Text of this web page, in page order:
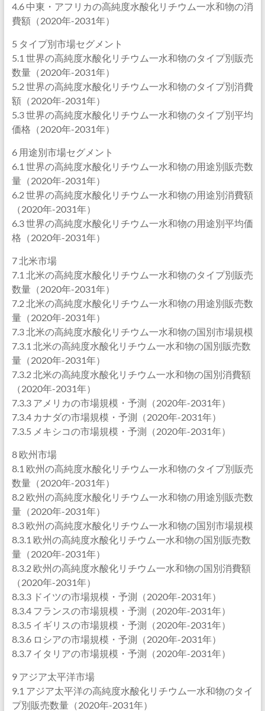
4.6 中東・アフリカの高純度水酸化リチウム一水和物の消
費額（2020年-2031年）
5 タイプ別市場セグメント
5.1 世界の高純度水酸化リチウム一水和物のタイプ別販売
数量（2020年-2031年）
5.2 世界の高純度水酸化リチウム一水和物のタイプ別消費
額（2020年-2031年）
5.3 世界の高純度水酸化リチウム一水和物のタイプ別平均
価格（2020年-2031年）
6 用途別市場セグメント
6.1 世界の高純度水酸化リチウム一水和物の用途別販売数
量（2020年-2031年）
6.2 世界の高純度水酸化リチウム一水和物の用途別消費額
（2020年-2031年）
6.3 世界の高純度水酸化リチウム一水和物の用途別平均価
格（2020年-2031年）
7 北米市場
7.1 北米の高純度水酸化リチウム一水和物のタイプ別販売
数量（2020年-2031年）
7.2 北米の高純度水酸化リチウム一水和物の用途別販売数
量（2020年-2031年）
7.3 北米の高純度水酸化リチウム一水和物の国別市場規模
7.3.1 北米の高純度水酸化リチウム一水和物の国別販売数
量（2020年-2031年）
7.3.2 北米の高純度水酸化リチウム一水和物の国別消費額
（2020年-2031年）
7.3.3 アメリカの市場規模・予測（2020年-2031年）
7.3.4 カナダの市場規模・予測（2020年-2031年）
7.3.5 メキシコの市場規模・予測（2020年-2031年）
8 欧州市場
8.1 欧州の高純度水酸化リチウム一水和物のタイプ別販売
数量（2020年-2031年）
8.2 欧州の高純度水酸化リチウム一水和物の用途別販売数
量（2020年-2031年）
8.3 欧州の高純度水酸化リチウム一水和物の国別市場規模
8.3.1 欧州の高純度水酸化リチウム一水和物の国別販売数
量（2020年-2031年）
8.3.2 欧州の高純度水酸化リチウム一水和物の国別消費額
（2020年-2031年）
8.3.3 ドイツの市場規模・予測（2020年-2031年）
8.3.4 フランスの市場規模・予測（2020年-2031年）
8.3.5 イギリスの市場規模・予測（2020年-2031年）
8.3.6 ロシアの市場規模・予測（2020年-2031年）
8.3.7 イタリアの市場規模・予測（2020年-2031年）
9 アジア太平洋市場
9.1 アジア太平洋の高純度水酸化リチウム一水和物のタイ
プ別販売数量（2020年-2031年）